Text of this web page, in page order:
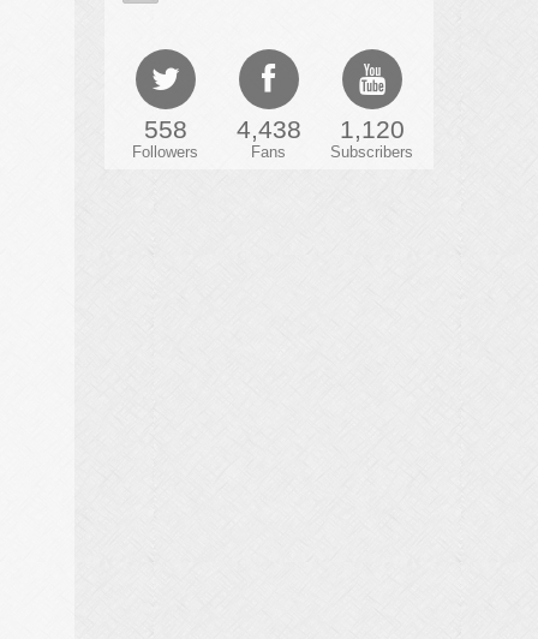
558
Followers
4,438
Fans
1,120
Subscribers